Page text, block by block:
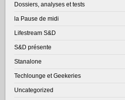
Dossiers, analyses et tests
la Pause de midi
Lifestream S&D
S&D présente
Stanalone
Techlounge et Geekeries
Uncategorized